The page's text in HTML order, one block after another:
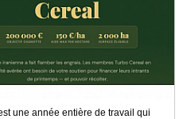
une année entière de travail qui